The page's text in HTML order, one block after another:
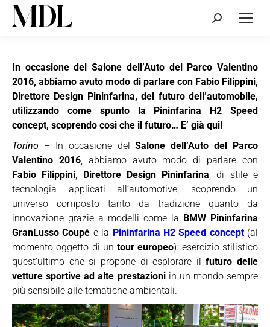
Cerca:
In occasione del Salone dell’Auto del Parco Valentino
2016, abbiamo avuto modo di parlare con Fabio Filippini,
Direttore Design Pininfarina, del futuro dell’automobile,
utilizzando come spunto la Pininfarina H2 Speed
concept, scoprendo così che il futuro… E’ già qui!
Torino – In occasione delSalone dell’Auto del Parco
Valentino 2016, abbiamo avuto modo di parlare con
Fabio Filippini, Direttore Design Pininfarina, di stile e
tecnologia applicati all’automotive, scoprendo un
universo composto tanto da tradizione quanto da
innovazione grazie a modelli come la BMW Pininfarina
GranLusso Coupé e la Pininfarina H2 Speed concept(al
momento oggetto di untour europeo): esercizio stilistico
quest’ultimo che si propone di esplorare ilfuturo delle
vetture sportive ad alte prestazioniin un mondo sempre
più sensibile alle tematiche ambientali.